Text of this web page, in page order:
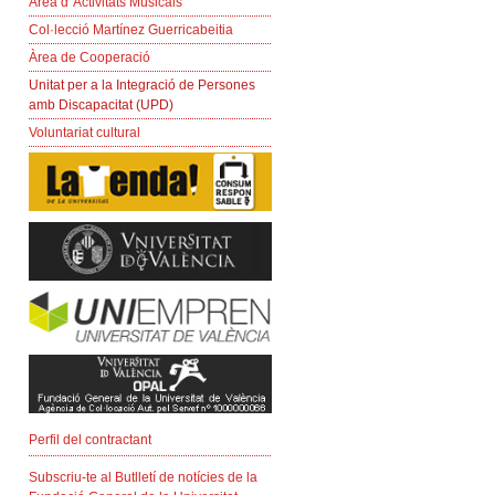
Col·lecció Martínez Guerricabeitia
Àrea de Cooperació
Unitat per a la Integració de Persones
amb Discapacitat (UPD)
Voluntariat cultural
Perfil del contractant
Subscriu-te al Butlletí de notícies de la